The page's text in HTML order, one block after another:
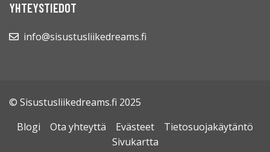
YHTEYSTIEDOT
info@sisustusliikedreams.fi
© Sisustusliikedreams.fi 2025
Blogi
Ota yhteyttä Evästeet
Tietosuojakäytäntö
Sivukartta